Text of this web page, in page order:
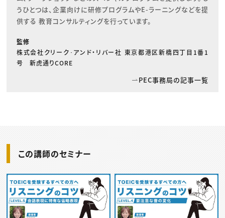
うひとつは、企業向けに研修プログラムやE-ラーニングなどを提
供する 教育コンサルティングを行っています。
監修
株式会社クリーク･アンド・リバー社 東京都港区新橋四丁目1番1
号 新虎通りCORE
PEC事務局の記事一覧
この講師のセミナー